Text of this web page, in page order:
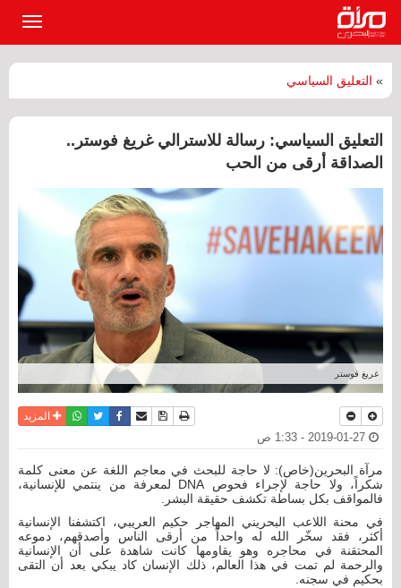
» التعليق السياسي
التعليق السياسي: رسالة للاسترالي غريغ فوستر..
الصداقة أرقى من الحب
غريغ فوستر
نسخة للطباعة
حفظ الموضوع
أرسل الى صديق
فيسبوكتويترواتسابالمزيد
مرآة البحرين(خاص): لا حاجة للبحث في معاجم اللغة عن معنى كلمة
شكراً، ولا حاجة لإجراء فحوص DNA لمعرفة من ينتمي للإنسانية،
فالمواقف بكل بساطة تكشف حقيقة البشر.
في محنة اللاعب البحريني المهاجر حكيم العريبي، اكتشفنا الإنسانية
أكثر، فقد سخّر الله له واحداً من أرقى الناس وأصدقهم، دموعه
المحتقنة في محاجره وهو يقاومها كانت شاهدة على أن الإنسانية
والرحمة لم تمت في هذا العالم، ذلك الإنسان كاد يبكي بعد أن التقى
بحكيم في سجنه.